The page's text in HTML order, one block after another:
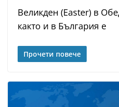
Великден (Easter) в
както и в България е
Прочети повече